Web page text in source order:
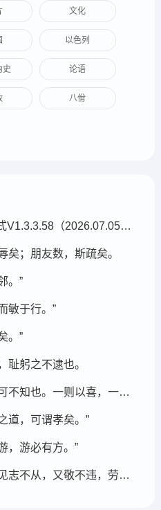
文化
以色列
史 论语
八佾
MQCal工程通用算量计算式V1.3.3.58（2026.07.05发布）
矣；朋友数，斯疏矣。
。”
敏于行。”
。”
耻躬之不逮也。
4.21子曰：“父母之年，不可不知也。一则以喜，一则以惧。
道，可谓孝矣。”
，游必有方。”
4.18子曰：“事父母几谏，见志不从，又敬不违，劳而不怨。”